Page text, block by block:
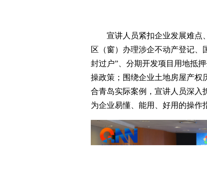
宣讲人员紧扣企业发展难点
区（窗）办理涉企不动产登记、
封过户”、分期开发项目用地抵
操政策；围绕企业土地房屋产权
合青岛实际案例，宣讲人员深入
为企业易懂、能用、好用的操作